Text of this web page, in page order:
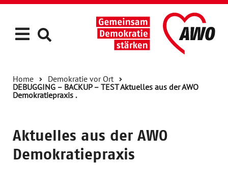
Home
Demokratie vor Ort
DEBUGGING – BACKUP – TEST Aktuelles aus der AWO
Demokratiepraxis .
Aktuelles aus der AWO
Demokratiepraxis